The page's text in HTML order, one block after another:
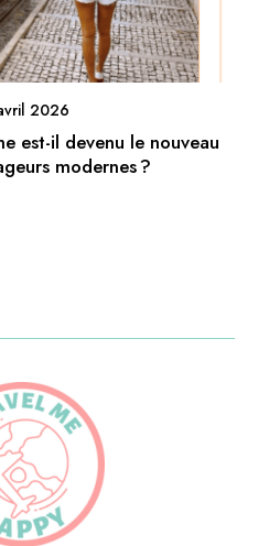
2026
est-il devenu le nouveau
modernes ?